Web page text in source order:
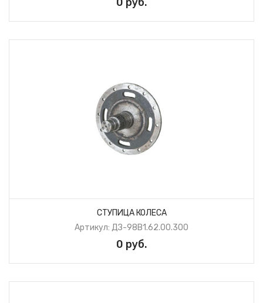
СТУПИЦА КОЛЕСА
Артикул: ДЗ-98В1.62.00.300
0 руб.